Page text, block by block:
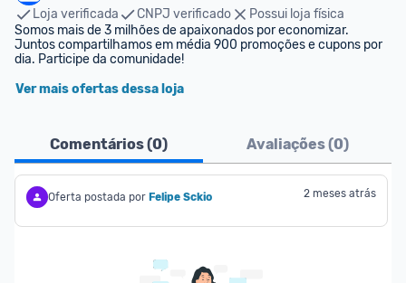
Loja verificada
CNPJ verificado
Possui loja física
Somos mais de 3 milhões de apaixonados por economizar.
Juntos compartilhamos em média 900 promoções e cupons por
dia. Participe da comunidade!
Ver mais ofertas dessa loja
Comentários (0) Avaliações (0)
Oferta postada por Felipe Sckio 2 meses atrás